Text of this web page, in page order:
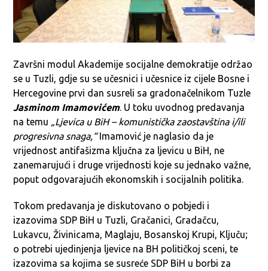
Završni modul Akademije socijalne demokratije održao
se u Tuzli, gdje su se učesnici i učesnice iz cijele Bosne i
Hercegovine prvi dan susreli sa gradonačelnikom Tuzle
Jasminom Imamovićem. U toku uvodnog predavanja
na temu „Ljevica u BiH – komunistička zaostavština i/ili
progresivna snaga,“Imamović je naglasio da je
vrijednost antifašizma ključna za ljevicu u BiH, ne
zanemarujući i druge vrijednosti koje su jednako važne,
poput odgovarajućih ekonomskih i socijalnih politika.
Tokom predavanja je diskutovano o pobjedi i
izazovima SDP BiH u Tuzli, Gračanici, Gradačcu,
Lukavcu, Živinicama, Maglaju, Bosanskoj Krupi, Ključu;
o potrebi ujedinjenja ljevice na BH političkoj sceni, te
izazovima sa kojima se susreće SDP BiH u borbi za